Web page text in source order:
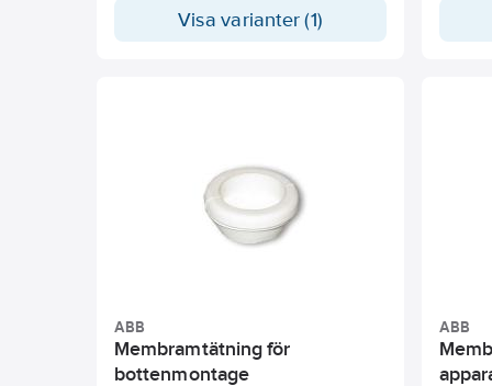
Visa varianter (1)
ABB
Membramtätning för
bottenmontage
ABB